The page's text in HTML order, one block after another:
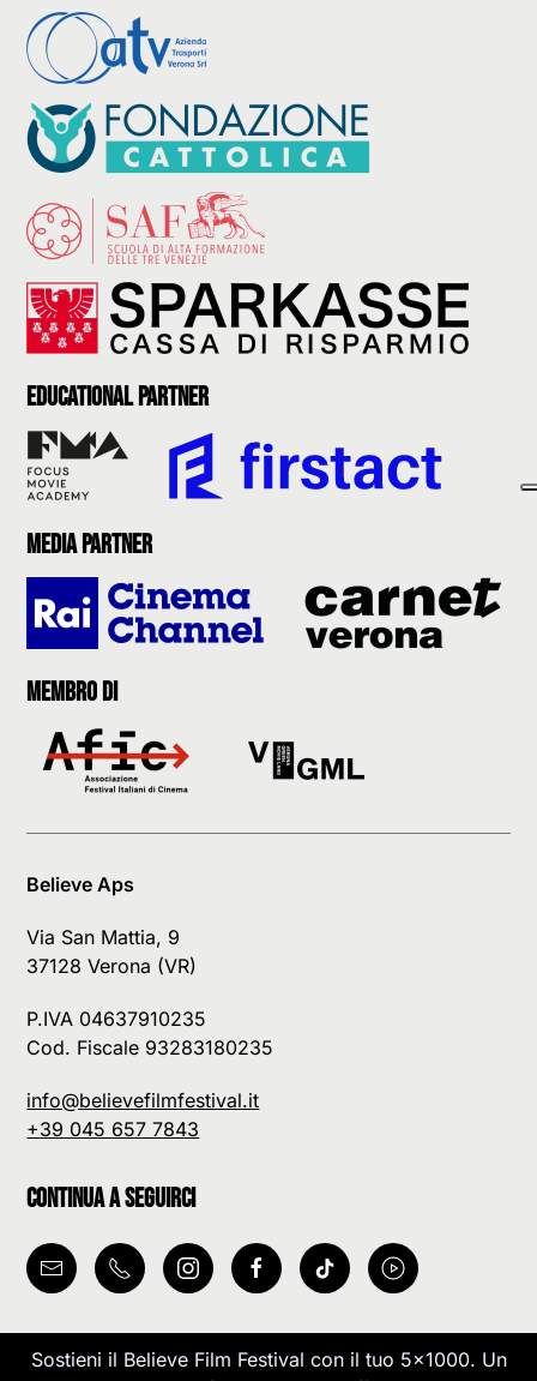
Sostieni il Believe Film Festival con il tuo 5x1000. Un
Educational partner
Media partner
Membro di
Believe Aps
Via San Mattia, 9
37128 Verona (VR)
P.IVA 04637910235
Cod. Fiscale 93283180235
info@believefilmfestival.it
+39 045 657 7843
Continua a seguirci
Le tue preferenze relative alla privacy